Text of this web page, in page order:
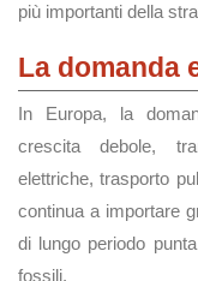
più importanti della
La domanda
In Europa, la
crescita debole,
elettriche, trasporto
continua a importare
di lungo periodo
fossili.